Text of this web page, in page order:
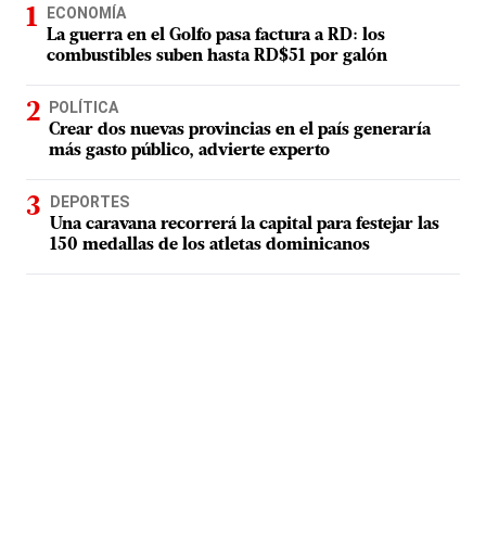
ECONOMÍA
La guerra en el Golfo pasa factura a RD: los
combustibles suben hasta RD$51 por galón
POLÍTICA
Crear dos nuevas provincias en el país generaría
más gasto público, advierte experto
DEPORTES
Una caravana recorrerá la capital para festejar las
150 medallas de los atletas dominicanos